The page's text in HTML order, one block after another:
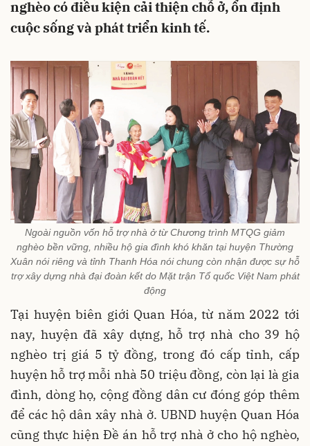
nghèo có điều kiện cải thiện chỗ ở, ổn định
cuộc sống và phát triển kinh tế.
Ngoài nguồn vốn hỗ trợ nhà ở từ Chương trình MTQG giảm
nghèo bền vững, nhiều hộ gia đình khó khăn tại huyện Thường
Xuân nói riêng và tỉnh Thanh Hóa nói chung còn nhận được sự hỗ
trợ xây dựng nhà đại đoàn kết do Mặt trận Tổ quốc Việt Nam phát
động
Tại huyện biên giới Quan Hóa, từ năm 2022 tới
nay, huyện đã xây dựng, hỗ trợ nhà cho 39 hộ
nghèo trị giá 5 tỷ đồng, trong đó cấp tỉnh, cấp
huyện hỗ trợ mỗi nhà 50 triệu đồng, còn lại là gia
đình, dòng họ, cộng đồng dân cư đóng góp thêm
để các hộ dân xây nhà ở. UBND huyện Quan Hóa
cũng thực hiện Đề án hỗ trợ nhà ở cho hộ nghèo,